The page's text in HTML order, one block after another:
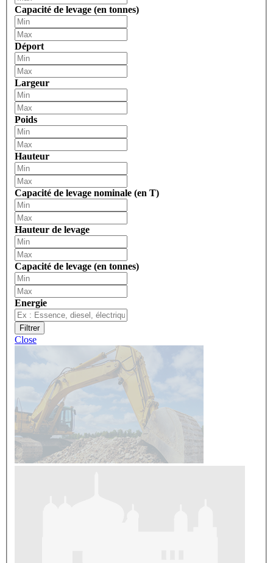
Capacité de levage (en tonnes)
Déport
Largeur
Poids
Hauteur
Capacité de levage nominale (en T)
Hauteur de levage
Capacité de levage (en tonnes)
Energie
Filtrer
Close